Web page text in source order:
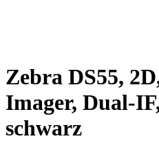
Zebra DS55,
Imager, Dual-
schwarz